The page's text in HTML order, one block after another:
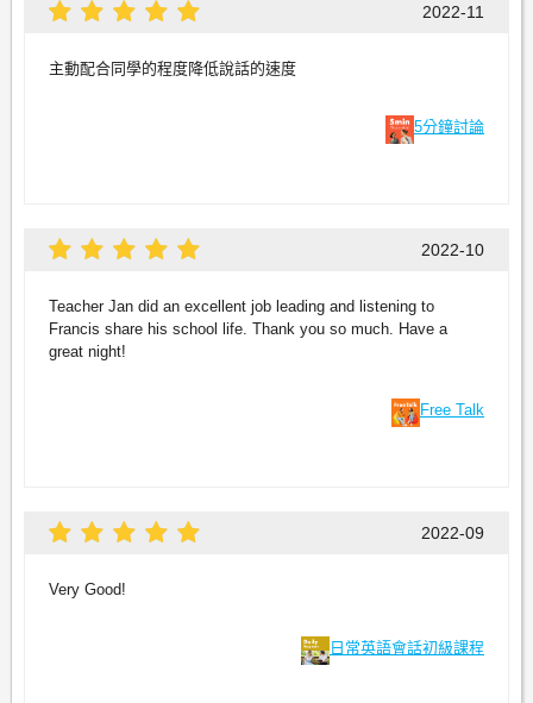
2022-11
主動配合同學的程度降低說話的速度
5分鐘討論
2022-10
Teacher Jan did an excellent job leading and listening to
Francis share his school life. Thank you so much. Have a
great night!
Free Talk
2022-09
Very Good!
日常英語會話初級課程